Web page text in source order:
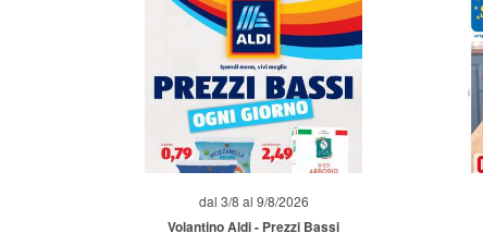
dal 3/8 al 9/8/2026
Volantino Aldi - Prezzi Bassi